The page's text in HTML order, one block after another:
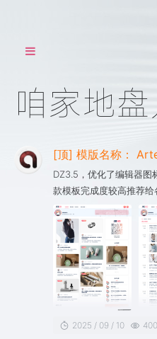
咱家地
[顶] 模版名称：
DZ3.5，优化了编辑器图
款模板完成度较高推荐给
2025 / 09 / 10